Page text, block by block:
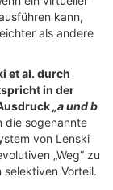
kann,
als andere
et al. durch
in der
„a und b
die sogenannte
von Lenski
„Weg“ zu
Vorteil.